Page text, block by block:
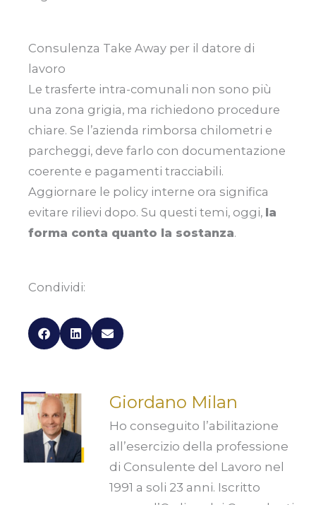
Consulenza Take Away per il datore di
lavoro
Le trasferte intra-comunali non sono più
una zona grigia, ma richiedono procedure
chiare. Se l’azienda rimborsa chilometri e
parcheggi, deve farlo con documentazione
coerente e pagamenti tracciabili.
Aggiornare le policy interne ora significa
evitare rilievi dopo. Su questi temi, oggi, la
forma conta quanto la sostanza.
Condividi:
Giordano Milan
Ho conseguito l’abilitazione
all’esercizio della professione
di Consulente del Lavoro nel
1991 a soli 23 anni. Iscritto